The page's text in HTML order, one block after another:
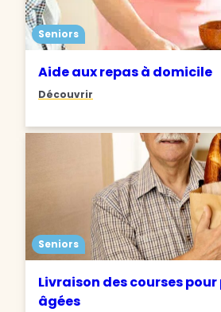
Seniors
Aide aux repas à domicile
Découvrir
Seniors
Livraison des courses
âgées